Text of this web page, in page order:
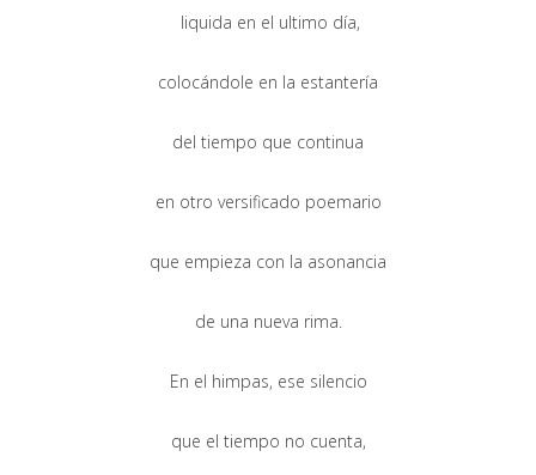
liquida en el ultimo día,
colocándole en la estantería
del tiempo que continua
en otro versificado poemario
que empieza con la asonancia
de una nueva rima.
En el himpas, ese silencio
que el tiempo no cuenta,